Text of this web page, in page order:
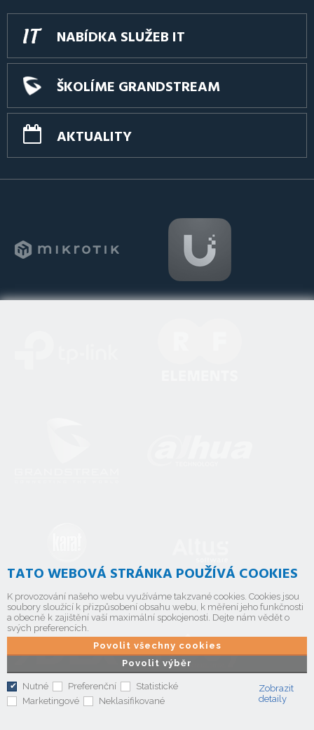
NABÍDKA SLUŽEB IT
ŠKOLÍME GRANDSTREAM
AKTUALITY
TATO WEBOVÁ STRÁNKA POUŽÍVÁ COOKIES
K provozování našeho webu využíváme takzvané cookies. Cookies jsou
soubory sloužící k přizpůsobení obsahu webu, k měření jeho funkčnosti
a obecně k zajištění vaší maximální spokojenosti. Dejte nám vědět o
svých preferencích.
Povolit výběr
Povolit všechny cookies
Nutné Preferenční
Statistické
Marketingové
Neklasifikované
Zobrazit
detaily